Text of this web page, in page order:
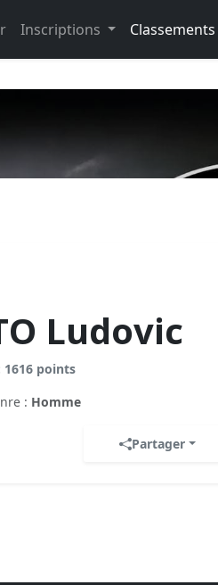
Inscriptions Classements
Ludovic
1616 points
: Homme
Partager